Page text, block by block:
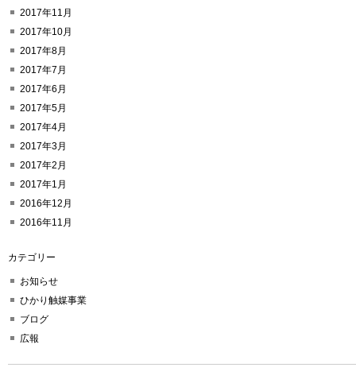
2017年11月
2017年10月
2017年8月
2017年7月
2017年6月
2017年5月
2017年4月
2017年3月
2017年2月
2017年1月
2016年12月
2016年11月
カテゴリー
お知らせ
ひかり触媒事業
ブログ
広報